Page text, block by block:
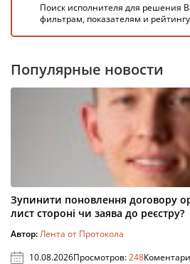
Поиск исполнителя для решения
фильтрам, показателям и рейтингу
Популярные новости
Зупинити поновлення договору
лист стороні чи заява до реєстру?
Автор:Лента от Протокола
10.08.2026Просмотров:248